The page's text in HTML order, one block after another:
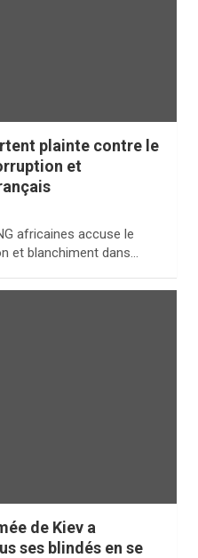
plainte contre le
et
africaines accuse le
et blanchiment dans…
de Kiev a
ses blindés en se